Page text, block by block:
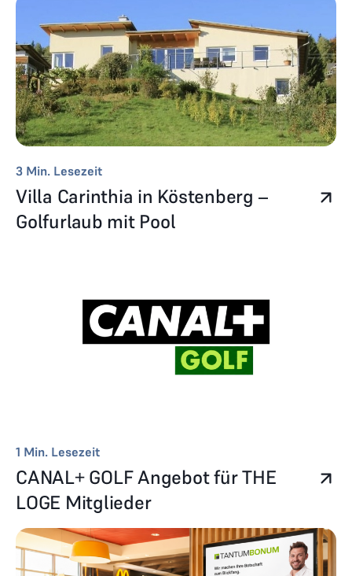
3 Min. Lesezeit
Villa Carinthia in Köstenberg –
Golfurlaub mit Pool
1 Min. Lesezeit
CANAL+ GOLF Angebot für THE
LOGE Mitglieder